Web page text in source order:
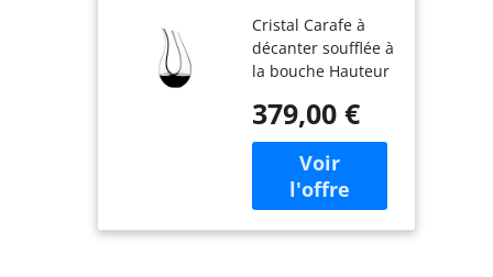
décanter"
Cristal Carafe à
décanter soufflée à
la bouche Hauteur
Capacité : 1500
ccm
379,00 €